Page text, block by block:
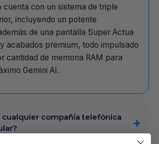
cuenta con un sistema de triple
incluyendo un potente
de una pantalla Super Actua
acabados premium, todo impulsado
cantidad de memoria RAM para
Gemini AI.
cualquier compañía telefónica